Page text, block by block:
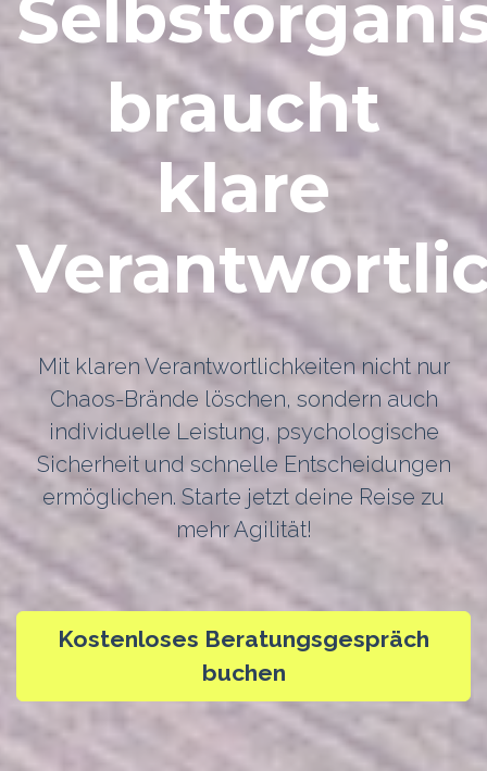
braucht
klare
Mit klaren Verantwortlichkeiten nicht nur
Chaos-Brände löschen, sondern auch
individuelle Leistung, psychologische
Sicherheit und schnelle Entscheidungen
ermöglichen. Starte jetzt deine Reise zu
mehr Agilität!
Kostenloses Beratungsgespräch
buchen